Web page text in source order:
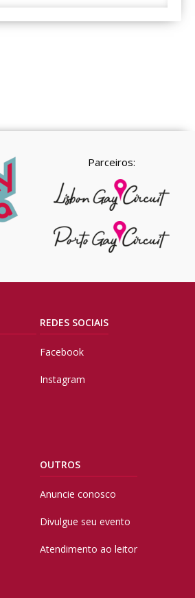
Parceiros:
REDES SOCIAIS
Facebook
Instagram
OUTROS
Anuncie conosco
Divulgue seu evento
Atendimento ao leitor